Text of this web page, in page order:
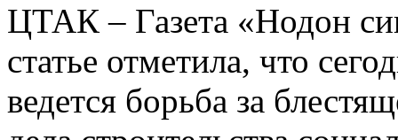
ЦТАК – Газета «Нодон
статье отметила, что
ведется борьба за